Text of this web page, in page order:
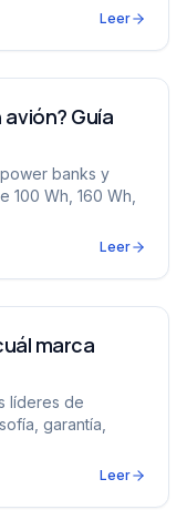
Leer
Guía 2026
Guía
banks y
100 Wh, 160 Wh,
Leer
conviene en
marca
líderes de
garantía,
Leer